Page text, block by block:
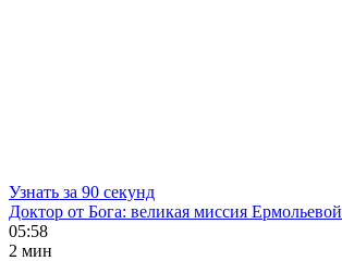
Узнать за 90 секунд
Доктор от Бога: великая миссия Ермольевой
05:58
2 мин